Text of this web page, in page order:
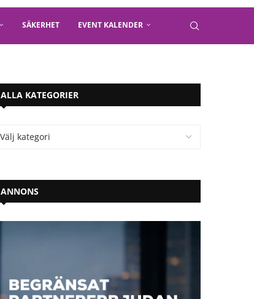
SÄKERHET EVENT KALENDER
ALLA KATEGORIER
ANNONS